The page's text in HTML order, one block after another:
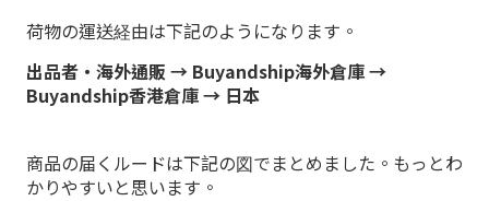
荷物の運送経由は下記のようになります。
出品者・海外通販 → Buyandship海外倉庫 →
Buyandship香港倉庫 → 日本
商品の届くルードは下記の図でまとめました。もっとわ
かりやすいと思います。